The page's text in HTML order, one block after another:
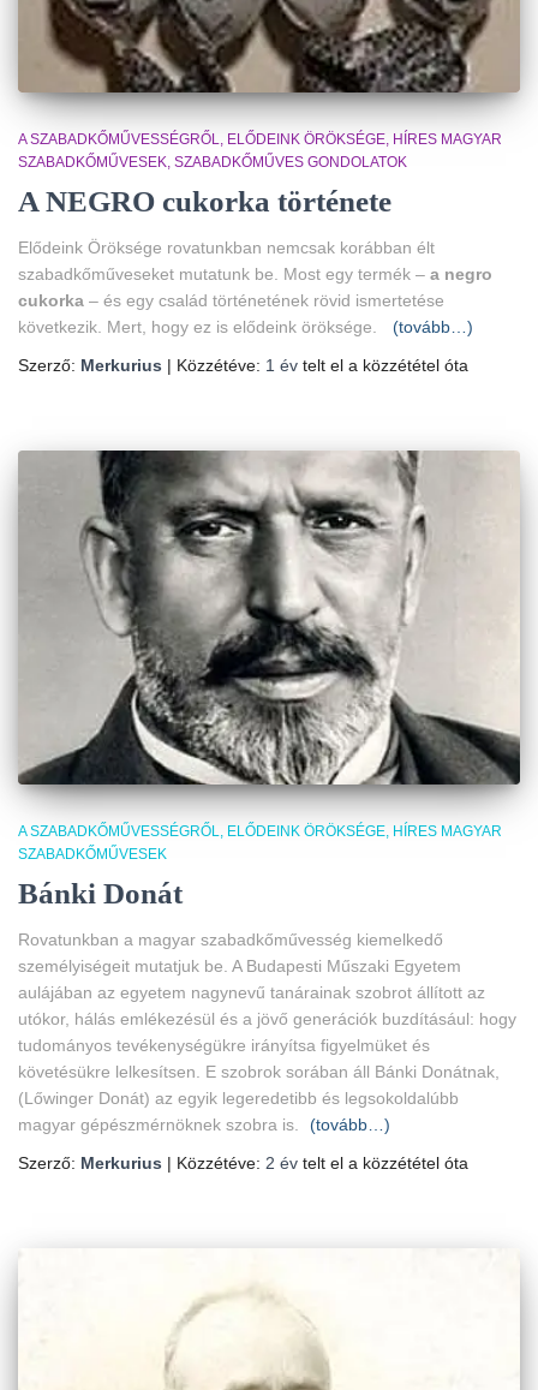
A SZABADKŐMŰVESSÉGRŐL ELŐDEINK ÖRÖKSÉGE HÍRES MAGYAR
SZABADKŐMŰVESEK SZABADKŐMŰVES GONDOLATOK
A NEGRO cukorka története
Elődeink Öröksége rovatunkban nemcsak korábban élt
szabadkőműveseket mutatunk be. Most egy termék – a negro
cukorka – és egy család történetének rövid ismertetése
következik. Mert, hogy ez is elődeink öröksége.
(tovább…)
Szerző: Merkurius | Közzétéve: 1 év telt el a közzététel óta
A SZABADKŐMŰVESSÉGRŐL ELŐDEINK ÖRÖKSÉGE HÍRES MAGYAR
SZABADKŐMŰVESEK
Bánki Donát
Rovatunkban a magyar szabadkőművesség kiemelkedő
személyiségeit mutatjuk be. A Budapesti Műszaki Egyetem
aulájában az egyetem nagynevű tanárainak szobrot állított az
utókor, hálás emlékezésül és a jövő generációk buzdításául: hogy
tudományos tevékenységükre irányítsa figyelmüket és
követésükre lelkesítsen. E szobrok sorában áll Bánki Donátnak,
(Lőwinger Donát) az egyik legeredetibb és legsokoldalúbb
magyar gépészmérnöknek szobra is.
(tovább…)
Szerző: Merkurius | Közzétéve: 2 év telt el a közzététel óta